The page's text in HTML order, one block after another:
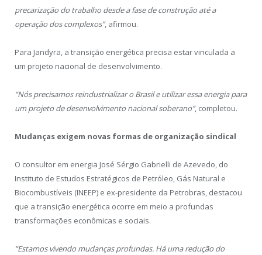
precarização do trabalho desde a fase de construção até a
operação dos complexos”, afirmou.
Para Jandyra, a transição energética precisa estar vinculada a
um projeto nacional de desenvolvimento.
“Nós precisamos reindustrializar o Brasil e utilizar essa energia para
um projeto de desenvolvimento nacional soberano”, completou.
Mudanças exigem novas formas de organização sindical
O consultor em energia José Sérgio Gabrielli de Azevedo, do
Instituto de Estudos Estratégicos de Petróleo, Gás Natural e
Biocombustíveis (INEEP) e ex-presidente da Petrobras, destacou
que a transição energética ocorre em meio a profundas
transformações econômicas e sociais.
“Estamos vivendo mudanças profundas. Há uma redução do